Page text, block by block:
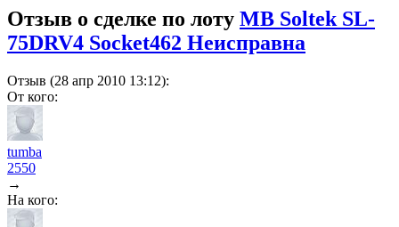
Отзыв о сделке по лоту MB Soltek SL-
75DRV4 Socket462 Неисправна
Отзыв (28 апр 2010 13:12):
От кого:
tumba
2550
→
На кого: